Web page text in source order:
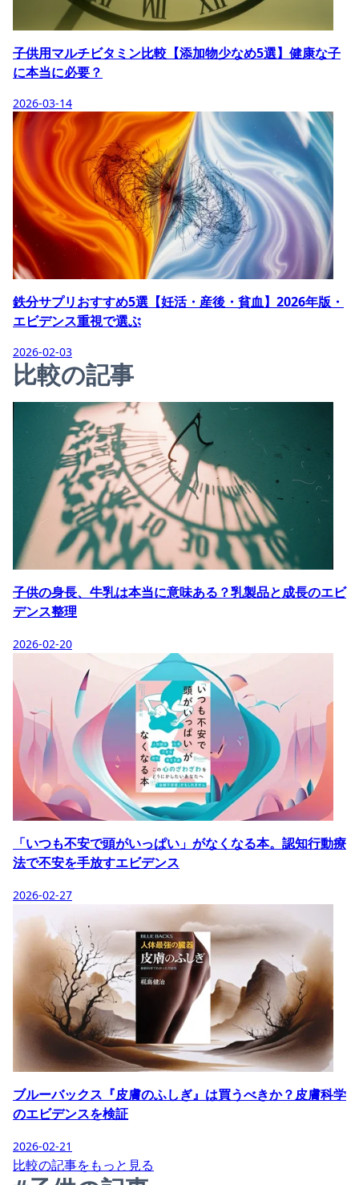
子供用マルチビタミン比較【添加物少なめ5選】健康な子
に本当に必要？
2026-03-14
鉄分サプリおすすめ5選【妊活・産後・貧血】2026年版・
エビデンス重視で選ぶ
2026-02-03
比較の記事
子供の身長、牛乳は本当に意味ある？乳製品と成長のエビ
デンス整理
2026-02-20
「いつも不安で頭がいっぱい」がなくなる本。認知行動療
法で不安を手放すエビデンス
2026-02-27
ブルーバックス『皮膚のふしぎ』は買うべきか？皮膚科学
のエビデンスを検証
2026-02-21
比較の記事をもっと見る